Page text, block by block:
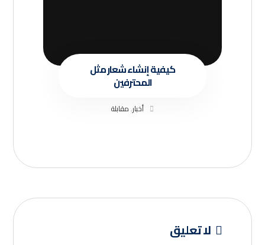
كيفية إنشاء شعار مثل
المحترفين
أخبار,مقابلة
لا تعليق